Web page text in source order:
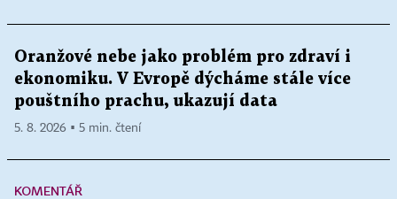
Oranžové nebe jako problém pro zdraví i
ekonomiku. V Evropě dýcháme stále více
pouštního prachu, ukazují data
5. 8. 2026 ▪ 5 min. čtení
KOMENTÁŘ